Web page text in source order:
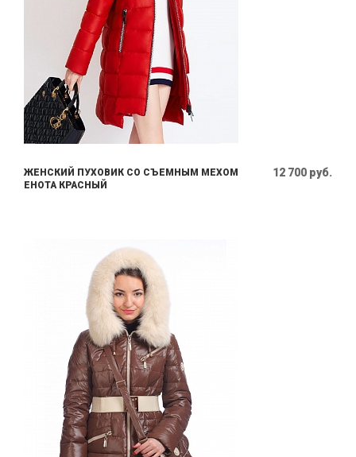
ЖЕНСКИЙ ПУХОВИК СО СЪЕМНЫМ МЕХОМ
ЕНОТА КРАСНЫЙ
12 700 руб.